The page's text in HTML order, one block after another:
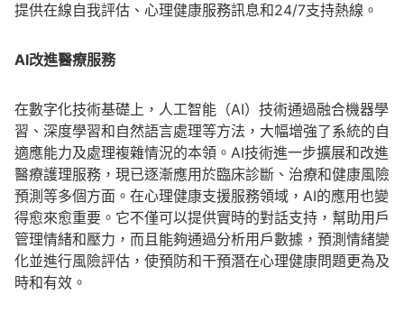
提供在線自我評估、心理健康服務訊息和24/7支持熱線。
AI改進醫療服務
在數字化技術基礎上，人工智能（AI）技術通過融合機器學
習、深度學習和自然語言處理等方法，大幅增強了系統的自
適應能力及處理複雜情況的本領。AI技術進一步擴展和改進
醫療護理服務，現已逐漸應用於臨床診斷、治療和健康風險
預測等多個方面。在心理健康支援服務領域，AI的應用也變
得愈來愈重要。它不僅可以提供實時的對話支持，幫助用戶
管理情緒和壓力，而且能夠通過分析用戶數據，預測情緒變
化並進行風險評估，使預防和干預潛在心理健康問題更為及
時和有效。